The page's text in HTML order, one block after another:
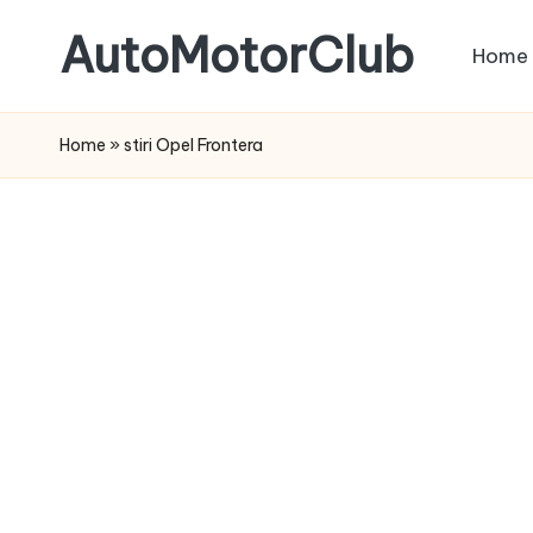
content
AutoMotorClub
despre
masini
Home
Home » stiri Opel Frontera